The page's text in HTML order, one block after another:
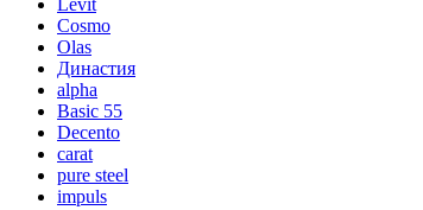
Cosmo
Olas
Династия
alpha
Basic 55
Decento
carat
pure steel
impuls